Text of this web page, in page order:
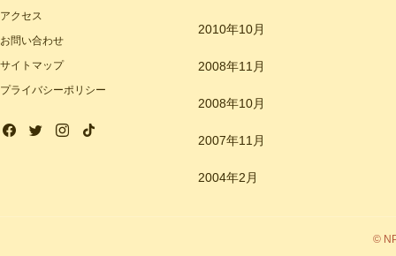
2010年10月
2008年11月
2008年10月
2007年11月
2004年2月
アクセス
お問い合わせ
サイトマップ
プライバシーポリシー
©